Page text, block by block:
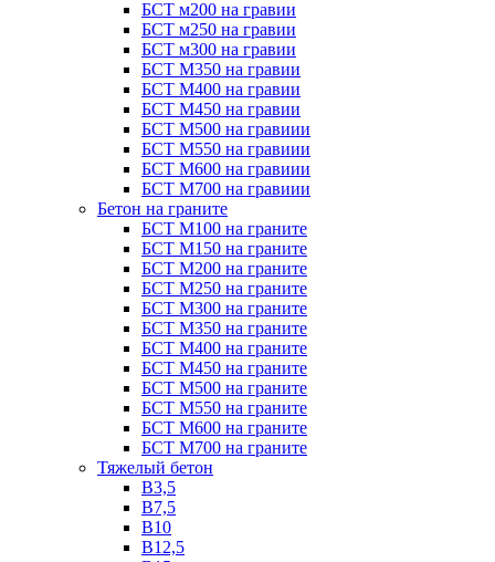
БСТ м200 на гравии
БСТ м250 на гравии
БСТ м300 на гравии
БСТ М350 на гравии
БСТ М400 на гравии
БСТ М450 на гравии
БСТ М500 на гравиии
БСТ М550 на гравиии
БСТ М600 на гравиии
БСТ М700 на гравиии
Бетон на граните
БСТ М100 на граните
БСТ М150 на граните
БСТ М200 на граните
БСТ М250 на граните
БСТ М300 на граните
БСТ М350 на граните
БСТ М400 на граните
БСТ М450 на граните
БСТ М500 на граните
БСТ М550 на граните
БСТ М600 на граните
БСТ М700 на граните
Тяжелый бетон
В3,5
B7,5
В10
В12,5